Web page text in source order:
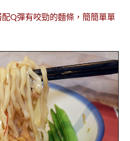
Q彈有咬勁的麵條，簡簡單單